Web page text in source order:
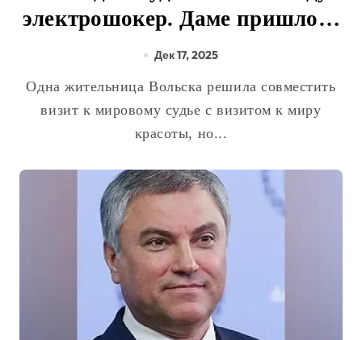
электрошокер. Даме пришлось
разоружаться.
Дек 17, 2025
Одна жительница Вольска решила совместить
визит к мировому судье с визитом к миру
красоты, но...